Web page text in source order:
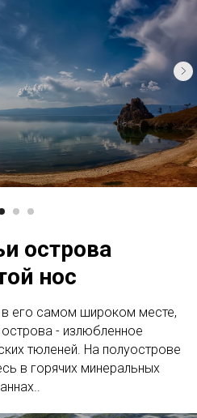
острова
нос
его самом широком месте,
- излюбленное
тюленей. На полуострове
в горячих минеральных